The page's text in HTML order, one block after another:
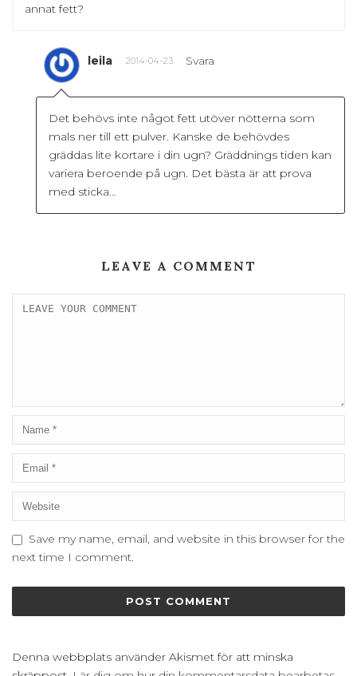
annat fett?
leila 2014-04-23 Svara
Det behövs inte något fett utöver nötterna som
mals ner till ett pulver. Kanske de behövdes
gräddas lite kortare i din ugn? Gräddnings tiden kan
variera beroende på ugn. Det bästa är att prova
med sticka…
LEAVE A COMMENT
Save my name, email, and website in this browser for the
next time I comment.
Denna webbplats använder Akismet för att minska